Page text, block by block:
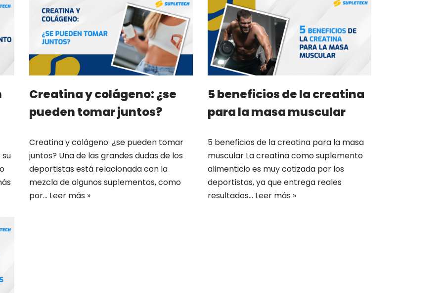
Creatina y colágeno: ¿se
pueden tomar juntos?
Creatina y colágeno: ¿se pueden tomar
juntos? Una de las grandes dudas de los
deportistas está relacionada con la
mezcla de algunos suplementos, como
por… Leer más »
5 beneficios de la creatina
para la masa muscular
5 beneficios de la creatina para la masa
muscular La creatina como suplemento
alimenticio es muy cotizada por los
deportistas, ya que entrega reales
resultados… Leer más »